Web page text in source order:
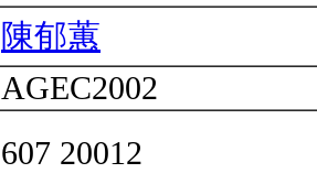
陳郁蕙
AGEC2002
607 20012